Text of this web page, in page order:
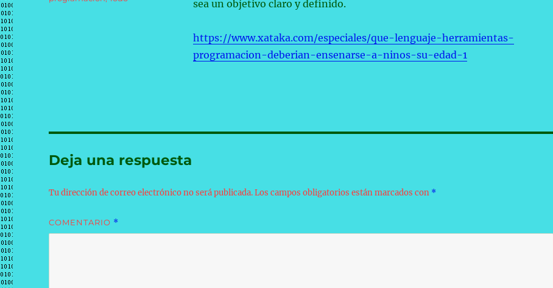
sea un objetivo claro y definido.
https://www.xataka.com/especiales/que-lenguaje-herramientas-
programacion-deberian-ensenarse-a-ninos-su-edad-1
Deja una respuesta
Tu dirección de correo electrónico no será publicada.Los campos obligatorios están marcados con *
COMENTARIO *